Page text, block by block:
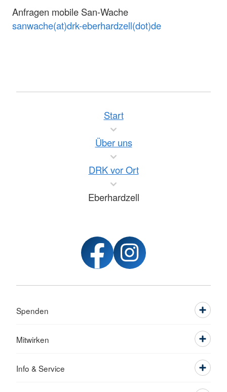
Anfragen mobile San-Wache
sanwache(at)drk-eberhardzell(dot)de
Start
Über uns
DRK vor Ort
Eberhardzell
Spenden
Mitwirken
Info & Service